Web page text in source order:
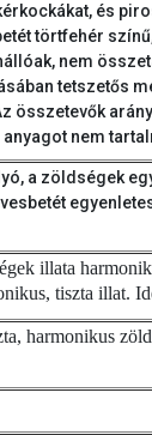
és
törtfehér
nem
tetszetős
összetevők
nem
a zöldségek
illata
tiszta illat.
harmonikus